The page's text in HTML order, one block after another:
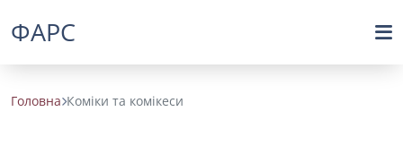
ФАРС
Головна Коміки та комікеси